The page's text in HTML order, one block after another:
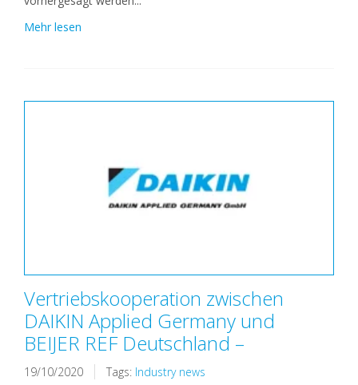
Mehr lesen
Vertriebskooperation zwischen
DAIKIN Applied Germany und
BEIJER REF Deutschland –
19/10/2020 Tags: Industry news